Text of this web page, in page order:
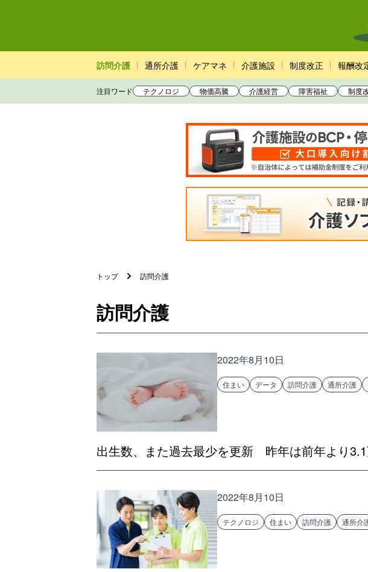
訪問介護 通所介護 ケアマネ 介護施設 制度改正 報酬改
注目ワード テクノロジ 物価高騰 介護経営 障害福祉 制度
トップ 訪問介護
訪問介護
2022年8月10日
住まい データ 訪問介護 通所介護
出生数、また過去最少を更新 昨年は前年より
2022年8月10日
テクノロジ 住まい 訪問介護 通所介